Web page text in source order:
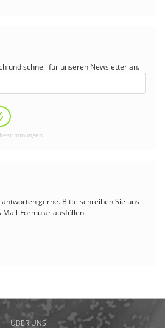
und schnell für unseren Newsletter an.
gerne. Bitte schreiben Sie uns
Mail-Formular ausfüllen.
ÜBER UNS